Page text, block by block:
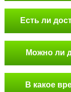
Есть ли
Можно ли
В какое